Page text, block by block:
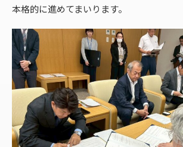
本格的に進めてまいります。